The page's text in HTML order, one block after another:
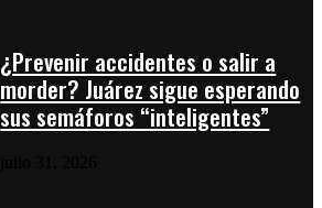
¿Prevenir accidentes o salir a
morder? Juárez sigue esperando
sus semáforos “inteligentes”